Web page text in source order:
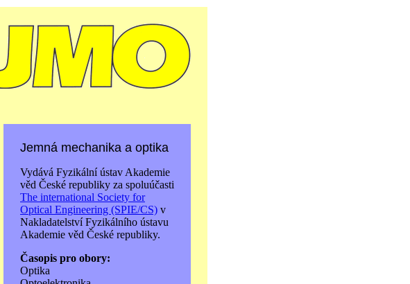
Jemná mechanika a optika
Vydává Fyzikální ústav Akademie
věd České republiky za spoluúčasti
The international Society for
Optical Engineering (SPIE/CS) v
Nakladatelství Fyzikálního ústavu
Akademie věd České republiky.
Časopis pro obory:
Optika